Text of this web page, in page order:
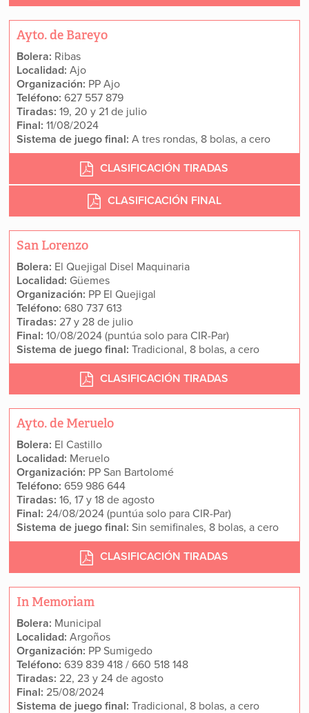
Ayto. de Bareyo
Bolera: Ribas
Localidad:Ajo
Organización: PP Ajo
Teléfono:627 557 879
Tiradas:19, 20 y 21 de julio
Final:11/08/2024
Sistema de juego final:A tres rondas, 8 bolas, a cero
CLASIFICACIÓN TIRADAS
CLASIFICACIÓN FINAL
San Lorenzo
Bolera: El Quejigal Disel Maquinaria
Localidad: Güemes
Organización: PP El Quejigal
Teléfono:680 737 613
Tiradas: 27 y 28 de julio
Final:10/08/2024 (puntúa solo para CIR-Par)
Sistema de juego final:Tradicional, 8 bolas, a cero
CLASIFICACIÓN TIRADAS
Ayto. de Meruelo
Bolera: El Castillo
Localidad: Meruelo
Organización: PP San Bartolomé
Teléfono:659 986 644
Tiradas:16, 17 y 18 de agosto
Final: 24/08/2024 (puntúa solo para CIR-Par)
Sistema de juego final:Sin semifinales, 8 bolas, a cero
CLASIFICACIÓN TIRADAS
In Memoriam
Bolera: Municipal
Localidad:Argoños
Organización: PP Sumigedo
Teléfono:639 839 418 / 660 518 148
Tiradas: 22, 23 y 24 de agosto
Final: 25/08/2024
Sistema de juego final:Tradicional, 8 bolas, a cero